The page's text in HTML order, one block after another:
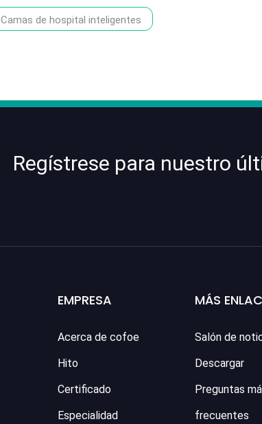
Camas de hospital inteligentes
Regístrese para nuestro
EMPRESA
Acerca de cofoe
Hito
Certificado
Especialidad
MÁS
Salón de
Descargar
Preguntas
frecuentes